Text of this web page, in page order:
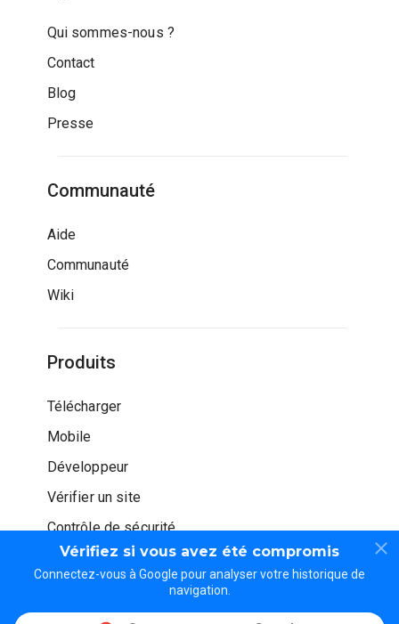
Vérifiez si vous avez été compromis
Connectez-vous à Google pour analyser votre historique de
navigation.
Qui sommes-nous ?
Contact
Blog
Presse
Communauté
Aide
Communauté
Wiki
Produits
Télécharger
Mobile
Développeur
Vérifier un site
Contrôle de sécurité